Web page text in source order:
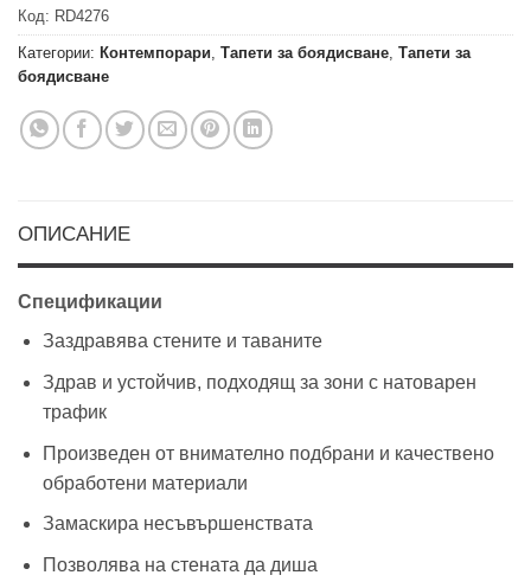
Код: RD4276
Категории: Контемпорари, Тапети за боядисване, Тапети за
боядисване
ОПИСАНИЕ
Спецификации
Заздравява стените и таваните
Здрав и устойчив, подходящ за зони с натоварен
трафик
Произведен от внимателно подбрани и качествено
обработени материали
Замаскира несъвършенствата
Позволява на стената да диша